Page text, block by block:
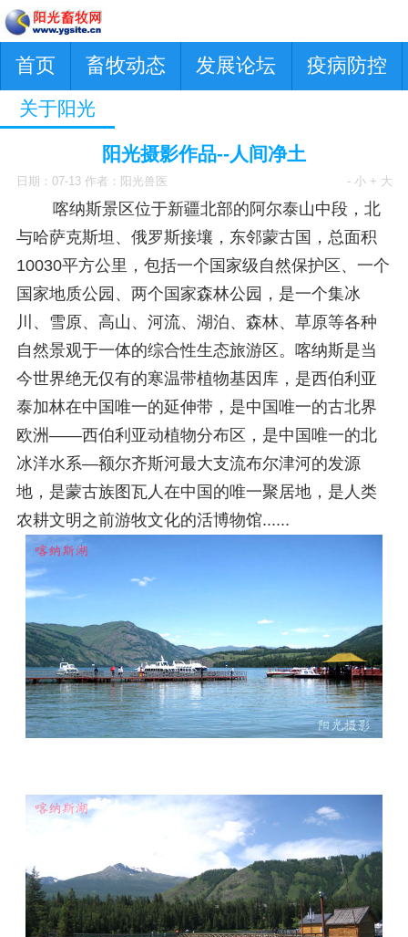
首页 畜牧动态 发展论坛 疫病防控
关于阳光
阳光摄影作品--人间净土
日期：07-13 作者：阳光兽医 - 小 + 大
喀纳斯景区位于新疆北部的阿尔泰山中段，北
与哈萨克斯坦、俄罗斯接壤，东邻蒙古国，总面积
10030平方公里，包括一个国家级自然保护区、一个
国家地质公园、两个国家森林公园，是一个集冰
川、雪原、高山、河流、湖泊、森林、草原等各种
自然景观于一体的综合性生态旅游区。喀纳斯是当
今世界绝无仅有的寒温带植物基因库，是西伯利亚
泰加林在中国唯一的延伸带，是中国唯一的古北界
欧洲——西伯利亚动植物分布区，是中国唯一的北
冰洋水系—额尔齐斯河最大支流布尔津河的发源
地，是蒙古族图瓦人在中国的唯一聚居地，是人类
农耕文明之前游牧文化的活博物馆......